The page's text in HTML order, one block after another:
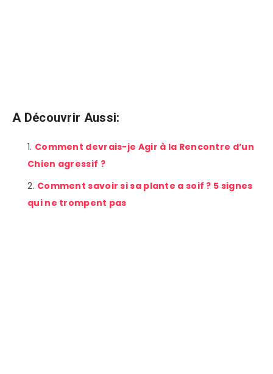
A Découvrir Aussi:
Comment devrais-je Agir à la Rencontre d’un
Chien agressif ?
Comment savoir si sa plante a soif ? 5 signes
qui ne trompent pas